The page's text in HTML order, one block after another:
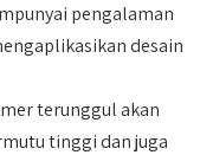
pengalaman
desain
terunggul akan
tinggi dan juga